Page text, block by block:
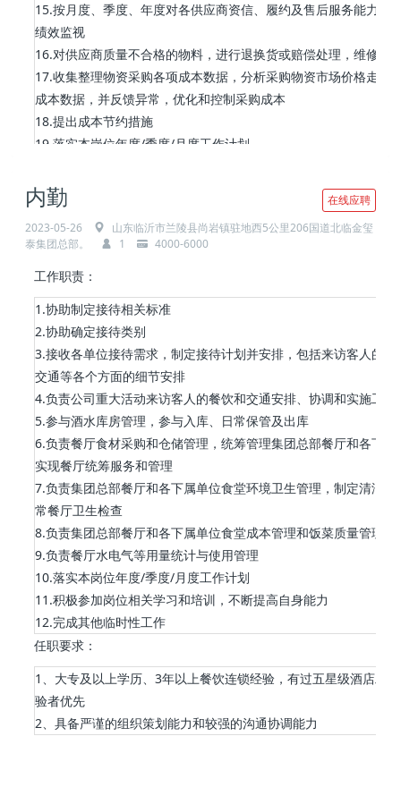
15.按月度、季度、年度对各供应商资信、履约及售后服务能力等
绩效监视
16.对供应商质量不合格的物料，进行退换货或赔偿处理，维修处
17.收集整理物资采购各项成本数据，分析采购物资市场价格走势
成本数据，并反馈异常，优化和控制采购成本
18.提出成本节约措施
19.落实本岗位年度/季度/月度工作计划
21.完成其他临时性工作
任职要求：
1、大专及以上学历、3年以上采购相关工作经验
2、熟悉机电、选矿、采矿、基建工程等相关知识；了解法律法规
3、具有较强的判断能力、沟通能力、计划与执行能力，良好的团
识及职业道德和职业操守
内勤
2023-05-26
山东临沂市兰陵县尚岩镇驻地西5公里206国道北临金玺
泰集团总部。
1 4000-6000
工作职责：
1.协助制定接待相关标准
2.协助确定接待类别
3.接收各单位接待需求，制定接待计划并安排，包括来访客人的住
交通等各个方面的细节安排
4.负责公司重大活动来访客人的餐饮和交通安排、协调和实施工作
5.参与酒水库房管理，参与入库、日常保管及出库
6.负责餐厅食材采购和仓储管理，统筹管理集团总部餐厅和各下属
实现餐厅统筹服务和管理
7.负责集团总部餐厅和各下属单位食堂环境卫生管理，制定清洁标
常餐厅卫生检查
8.负责集团总部餐厅和各下属单位食堂成本管理和饭菜质量管理
9.负责餐厅水电气等用量统计与使用管理
10.落实本岗位年度/季度/月度工作计划
11.积极参加岗位相关学习和培训，不断提高自身能力
12.完成其他临时性工作
任职要求：
1、大专及以上学历、3年以上餐饮连锁经验，有过五星级酒店工
验者优先
2、具备严谨的组织策划能力和较强的沟通协调能力
在线应聘